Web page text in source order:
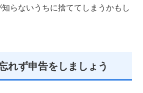
らないうちに捨ててしまうかもし
れず申告をしましょう